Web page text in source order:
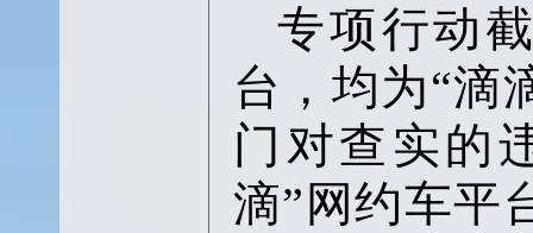
专项行动
台，均为“滴
门对查实的
滴”网约车平